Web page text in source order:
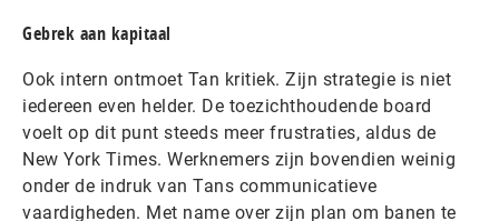
Gebrek aan kapitaal
Ook intern ontmoet Tan kritiek. Zijn strategie is niet
iedereen even helder. De toezichthoudende board
voelt op dit punt steeds meer frustraties, aldus de
New York Times. Werknemers zijn bovendien weinig
onder de indruk van Tans communicatieve
vaardigheden. Met name over zijn plan om banen te